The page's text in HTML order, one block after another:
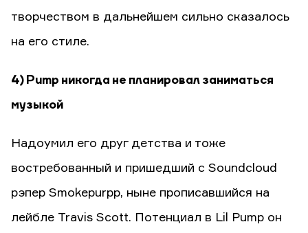
творчеством в дальнейшем сильно сказалось
на его стиле.
4) Pump никогда не планировал заниматься
музыкой
Надоумил его друг детства и тоже
востребованный и пришедший с Soundcloud
рэпер Smokepurpp, ныне прописавшийся на
лейбле Travis Scott. Потенциал в Lil Pump он